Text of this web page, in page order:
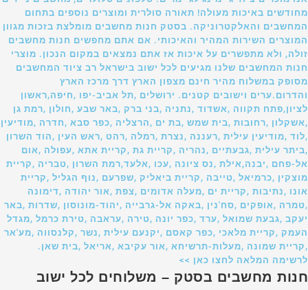
מחודשים באיכות מעולה! תאורה סולרית ומוצרים נוספים בתחום
המחשבים והאלקטרוניקה. בסטק חנות מחשבים מומלצת בזכות מגוון
המוצרים השירות המהיר והאיכותי. אם אתם מחפשים חנות מחשבים
זולה, ולא מתפשרים על איכות אז אתם נמצאים במקום הנכון. מוצרי
חנות המחשבים שלנו מגיעים לכל ישוב בישראל רב ציוד המחשבים
מסופק במשלוח מהיר חינם מצפון הארץ דרך מרכז הארץ
והדרום.ערים וישובים קטנים. ירושלים ,תל אביב-יפו ,חיפה,ראשון
לציון,פתח תקווה ,אשדוד ,נתניה ,בני ברק ,באר שבע ,חולון ,רמת גן
,אשקלון ,רחובות ,בית שמש ,בת ים ,הרצליה ,כפר סבא ,חדרה ,מודיעין
,לוד ,מודיעין עילית ,רעננה ,נצרת ,רמלה ,רהט ,ראש העין ,הוד השרון
,ביתר עילית ,גבעתיים ,נהריה ,קריית גת ,קריית אתא ,עפולה ,אום
אל-פחם ,יבנה,אילת ,נס ציונה ,עכו ,אלעד,רמת השרון ,טבריה ,קריית
מוצקין ,כרמיאל ,טייבה ,קריית ביאליק ,שפרעם ,נוף הגליל ,קריית
אונו ,נתיבות ,קריית ים ,מעלה אדומים ,צפת ,אור יהודה ,דימונה
,טמרה ,אופקים ,סח'נין ,באקה אל-גרבייה ,יהוד-מונוסון ,שדרות ,באר
יעקב ,גבעת שמואל ,ערד ,כפר יונה ,טירה ,עראבה ,טירת כרמל ,מגדל
העמק ,קריית מלאכי ,כפר קאסם ,יקנעם עילית ,נשר ,קלנסווה ,מע'אר
,קריית שמונה ,מעלות-תרשיחא ,אור עקיבא ,אריאל ,בית שאן.
לרשימה המלאה לחצו כאן >>
חנות מחשבים בסטק – משלוחים לכל ישוב